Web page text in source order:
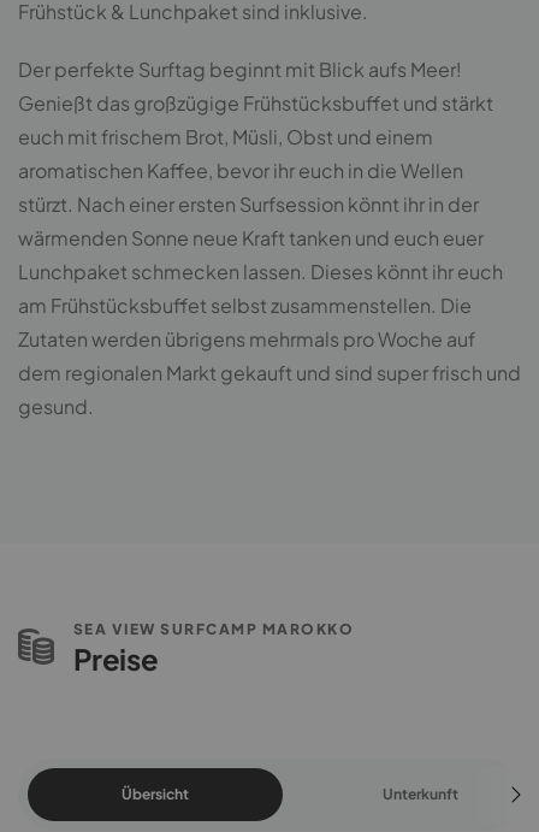
Frühstück & Lunchpaket sind inklusive.
Der perfekte Surftag beginnt mit Blick aufs Meer!
Genießt das großzügige Frühstücksbuffet und stärkt
euch mit frischem Brot, Müsli, Obst und einem
aromatischen Kaffee, bevor ihr euch in die Wellen
stürzt. Nach einer ersten Surfsession könnt ihr in der
wärmenden Sonne neue Kraft tanken und euch euer
Lunchpaket schmecken lassen. Dieses könnt ihr euch
am Frühstücksbuffet selbst zusammenstellen. Die
Zutaten werden übrigens mehrmals pro Woche auf
dem regionalen Markt gekauft und sind super frisch und
gesund.
SEA VIEW SURFCAMP MAROKKO
Preise
Übersicht Unterkunft